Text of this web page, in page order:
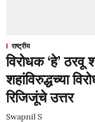
राष्ट्रीय
विरोधक ‘हे’
शहांविरुद्धच्या
रिजिजूंचे उत्तर
Swapnil S